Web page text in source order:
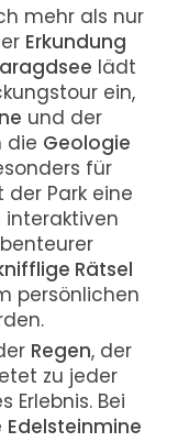
mehr als nur
Erkundung
lädt
ein,
und der
die Geologie
für
der Park eine
interaktiven
Rätsel
persönlichen
Regen, der
zu jeder
Erlebnis. Bei
Edelsteinmine